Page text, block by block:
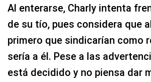
Al enterarse, Charly intenta
de su tío, pues considera que
primero que sindicarían como
sería a él. Pese a las
está decidido y no piensa dar